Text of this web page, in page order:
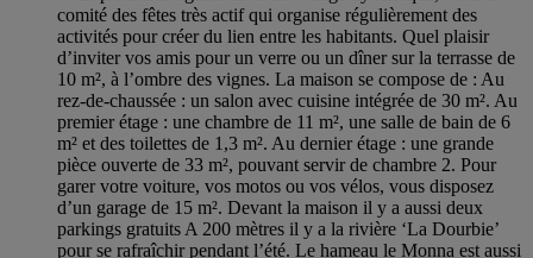
comité des fêtes très actif qui organise régulièrement des
activités pour créer du lien entre les habitants. Quel plaisir
d’inviter vos amis pour un verre ou un dîner sur la terrasse de
10 m², à l’ombre des vignes. La maison se compose de : Au
rez-de-chaussée : un salon avec cuisine intégrée de 30 m². Au
premier étage : une chambre de 11 m², une salle de bain de 6
m² et des toilettes de 1,3 m². Au dernier étage : une grande
pièce ouverte de 33 m², pouvant servir de chambre 2. Pour
garer votre voiture, vos motos ou vos vélos, vous disposez
d’un garage de 15 m². Devant la maison il y a aussi deux
parkings gratuits A 200 mètres il y a la rivière ‘La Dourbie’
pour se rafraîchir pendant l’été. Le hameau le Monna est aussi